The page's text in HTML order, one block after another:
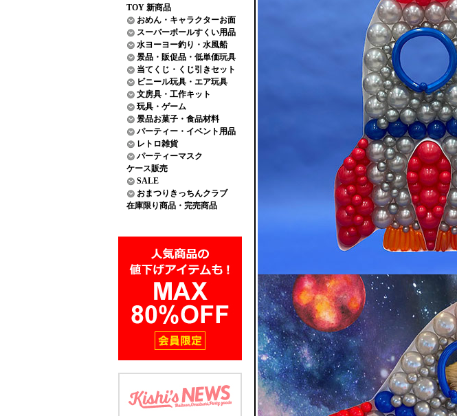
TOY 新商品
おめん・キャラクターお面
スーパーボールすくい用品
水ヨーヨー釣り・水風船
景品・販促品・低単価玩具
当てくじ・くじ引きセット
ビニール玩具・エア玩具
文房具・工作キット
玩具・ゲーム
景品お菓子・食品材料
パーティー・イベント用品
レトロ雑貨
パーティーマスク
ケース販売
SALE
おまつりきっちんクラブ
在庫限り商品・完売商品